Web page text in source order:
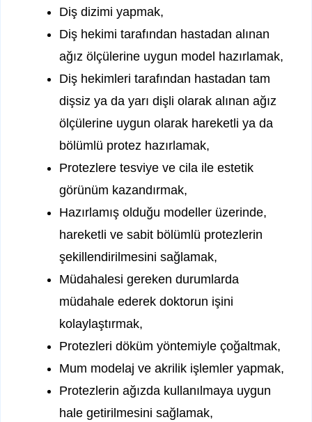
Diş dizimi yapmak,
Diş hekimi tarafından hastadan alınan
ağız ölçülerine uygun model hazırlamak,
Diş hekimleri tarafından hastadan tam
dişsiz ya da yarı dişli olarak alınan ağız
ölçülerine uygun olarak hareketli ya da
bölümlü protez hazırlamak,
Protezlere tesviye ve cila ile estetik
görünüm kazandırmak,
Hazırlamış olduğu modeller üzerinde,
hareketli ve sabit bölümlü protezlerin
şekillendirilmesini sağlamak,
Müdahalesi gereken durumlarda
müdahale ederek doktorun işini
kolaylaştırmak,
Protezleri döküm yöntemiyle çoğaltmak,
Mum modelaj ve akrilik işlemler yapmak,
Protezlerin ağızda kullanılmaya uygun
hale getirilmesini sağlamak,